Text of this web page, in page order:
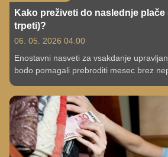
Kako preživeti do naslednje plače
trpeti)?
06. 05. 2026 04.00
Enostavni nasveti za vsakdanje
bodo pomagali prebroditi mesec brez